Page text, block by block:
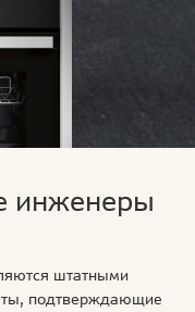
инженеры
штатными
подтверждающие